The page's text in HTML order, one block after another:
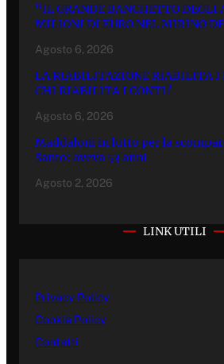
“IL GRANDE BANCHETTO DEGLI
MILIONI DI EURO NEL MIRINO
Agosto 6, 2026
LA RIABILITAZIONE RIABILITA I
CHI RIABILITA I CONTI?
Agosto 6, 2026
Maddaloni in lutto per la
Santo: aveva 53 anni
Agosto 2, 2026
LINK UTILI
Privacy Policy
Cookie Policy
Contatti